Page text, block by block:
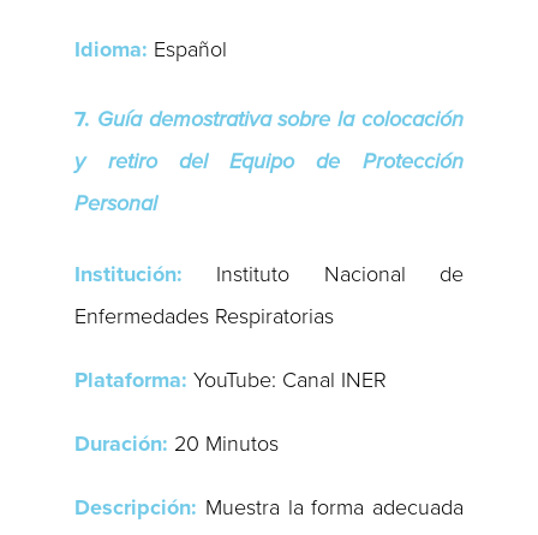
Idioma: Español
7. Guía demostrativa sobre la colocación
y retiro del Equipo de Protección
Personal
Institución: Instituto Nacional de
Enfermedades Respiratorias
Plataforma: YouTube: Canal INER
Duración: 20 Minutos
Descripción: Muestra la forma adecuada